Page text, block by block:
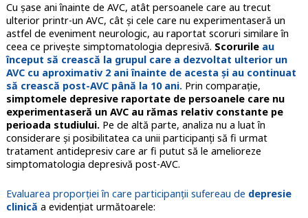
Cu șase ani înainte de AVC, atât persoanele care au trecut
ulterior printr-un AVC, cât și cele care nu experimentaseră un
astfel de eveniment neurologic, au raportat scoruri similare în
ceea ce privește simptomatologia depresivă. Scorurile au
început să crească la grupul care a dezvoltat ulterior un
AVC cu aproximativ 2 ani înainte de acesta și au continuat
să crească post-AVC până la 10 ani. Prin comparație,
simptomele depresive raportate de persoanele care nu
experimentaseră un AVC au rămas relativ constante pe
perioada studiului.Pe de altă parte, analiza nu a luat în
considerare și posibilitatea ca unii participanți să fi urmat
tratament antidepresiv care ar fi putut să le amelioreze
simptomatologia depresivă post-AVC.
Evaluarea proporției în care participanții sufereau de depresie
clinică a evidențiat următoarele: